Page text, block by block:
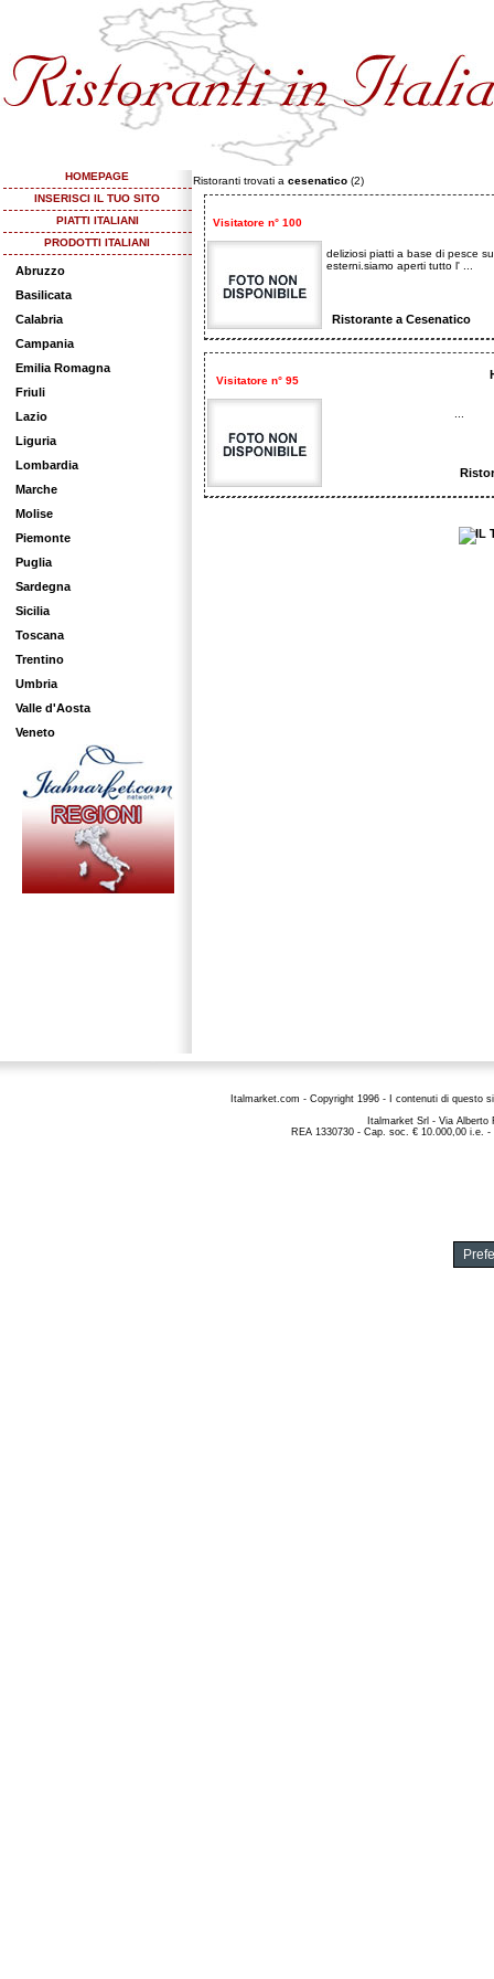
HOMEPAGE
INSERISCI IL TUO SITO
PIATTI ITALIANI
PRODOTTI ITALIANI
Abruzzo
Basilicata
Calabria
Campania
Emilia Romagna
Friuli
Lazio
Liguria
Lombardia
Marche
Molise
Piemonte
Puglia
Sardegna
Sicilia
Toscana
Trentino
Umbria
Valle d'Aosta
Veneto
Ristoranti trovati a cesenatico (2)
Visitatore n° 100
deliziosi piatti a base di pesce
esterni.siamo aperti tutto l' ...
Ristorante a Cesenatico
Visitatore n° 95
Italmarket.com - Copyright 1996 - I contenuti di questo
Italmarket Srl - Via Alberto
REA 1330730 - Cap. soc. € 10.000,00 i.e.